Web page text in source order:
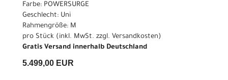
Farbe: POWERSURGE
Geschlecht: Uni
Rahmengröße: M
pro Stück (inkl. MwSt. zzgl. Versandkosten)
Gratis Versand innerhalb Deutschland
5.499,00 EUR